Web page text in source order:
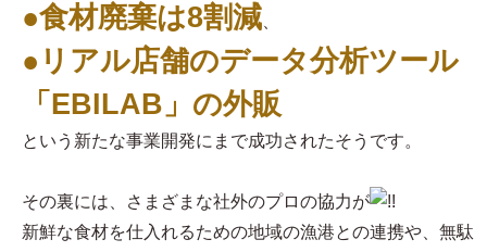
●食材廃棄は8割減
●リアル店舗のデータ分析ツール
「EBILAB」の外販
という新たな事業開発にまで成功されたそうです。
その裏には、さまざまな社外のプロの協力が
新鮮な食材を仕入れるための地域の漁港との連携や、無駄